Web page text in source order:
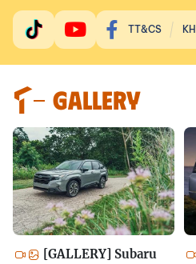
TT&CS
GALLERY
[GALLERY] Subaru